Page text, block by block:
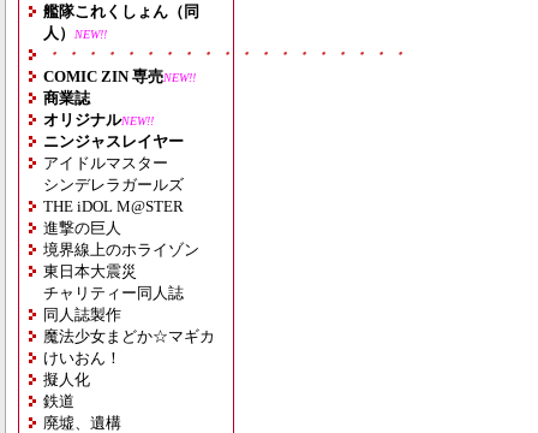
艦隊これくしょん（同
人）
NEW!!
・・・・・・・・・・・・・・・・・・・
COMIC ZIN 専売NEW!!
商業誌
オリジナルNEW!!
ニンジャスレイヤー
アイドルマスター
シンデレラガールズ
THE iDOL M@STER
進撃の巨人
境界線上のホライゾン
東日本大震災
チャリティー同人誌
同人誌製作
魔法少女まどか☆マギカ
けいおん！
擬人化
鉄道
廃墟、遺構